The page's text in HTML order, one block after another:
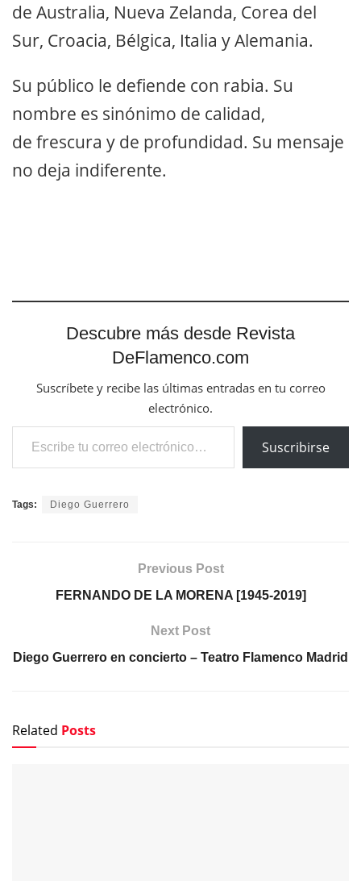
de Australia, Nueva Zelanda, Corea del
Sur, Croacia, Bélgica, Italia y Alemania.
Su público le defiende con rabia. Su
nombre es sinónimo de calidad,
de frescura y de profundidad. Su mensaje
no deja indiferente.
Descubre más desde Revista
DeFlamenco.com
Suscríbete y recibe las últimas entradas en tu correo
electrónico.
Escribe tu correo electrónico…
Suscribirse
Tags: Diego Guerrero
Previous Post
FERNANDO DE LA MORENA [1945-2019]
Next Post
Diego Guerrero en concierto – Teatro Flamenco Madrid
Related Posts